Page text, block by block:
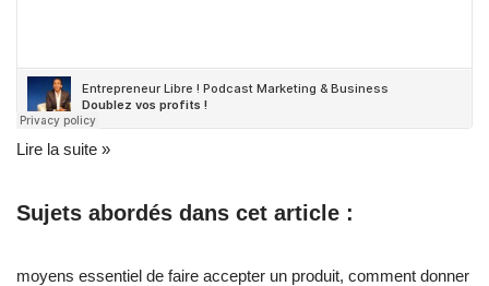
Lire la suite »
Sujets abordés dans cet article :
moyens essentiel de faire accepter un produit, comment donner